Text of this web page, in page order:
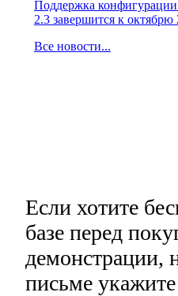
Поддержка
2.3 завершится к октябрю
Все новости...
Если хотите
базе перед
демонстрации,
письме